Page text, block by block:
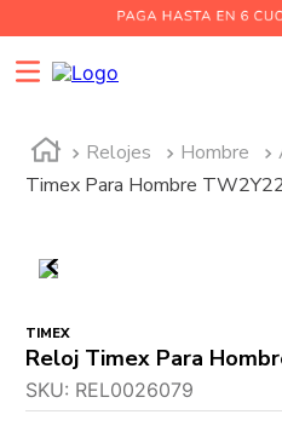
Relojes Hombre
Timex Para Hombre
TIMEX
Reloj Timex Para
SKU: REL0026079